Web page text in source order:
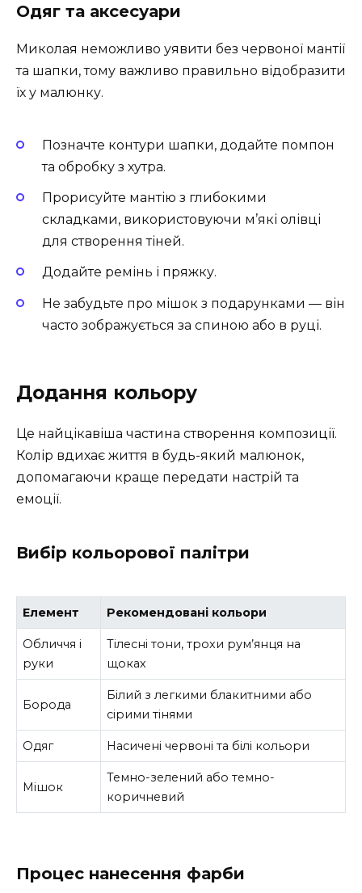
Одяг та аксесуари
Миколая неможливо уявити без червоної мантії
та шапки, тому важливо правильно відобразити
їх у малюнку.
Позначте контури шапки, додайте помпон
та обробку з хутра.
Прорисуйте мантію з глибокими
складками, використовуючи м’які олівці
для створення тіней.
Додайте ремінь і пряжку.
Не забудьте про мішок з подарунками — він
часто зображується за спиною або в руці.
Додання кольору
Це найцікавіша частина створення композиції.
Колір вдихає життя в будь-який малюнок,
допомагаючи краще передати настрій та
емоції.
Вибір кольорової палітри
Елемент Рекомендовані кольори
Обличчя і
руки
Тілесні тони, трохи рум’янця на
щоках
Борода
Білий з легкими блакитними або
сірими тінями
Одяг Насичені червоні та білі кольори
Мішок
Темно-зелений або темно-
коричневий
Процес нанесення фарби